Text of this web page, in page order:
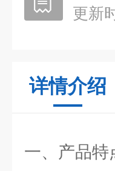
更新
详情介绍
一、产品特